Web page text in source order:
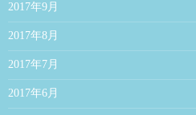
2017年9月
2017年8月
2017年7月
2017年6月